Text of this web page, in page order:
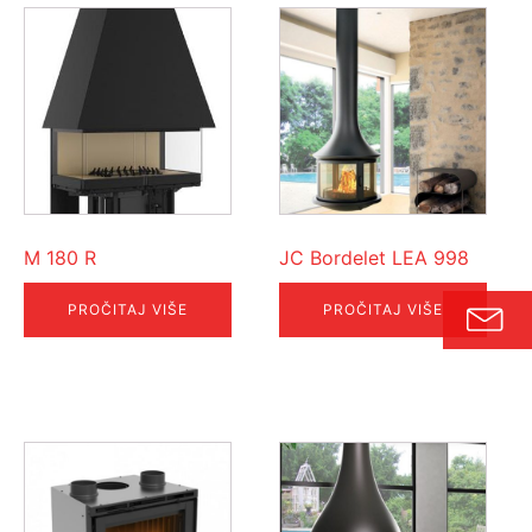
M 180 R
PROČITAJ VIŠE
JC Bordelet LEA 998
PROČITAJ VIŠE